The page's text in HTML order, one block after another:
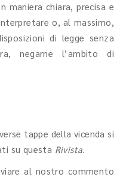
maniera chiara, precisa e
o, al massimo,
di legge senza
negarne l’ambito di
tappe della vicenda si
su questa Rivista.
al nostro commento